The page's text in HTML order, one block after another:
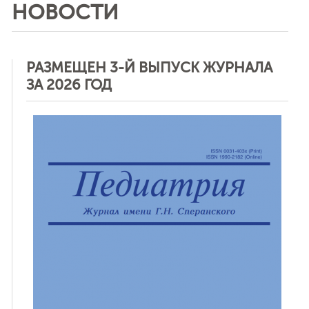
НОВОСТИ
РАЗМЕЩЕН 3-Й ВЫПУСК ЖУРНАЛА
ЗА 2026 ГОД